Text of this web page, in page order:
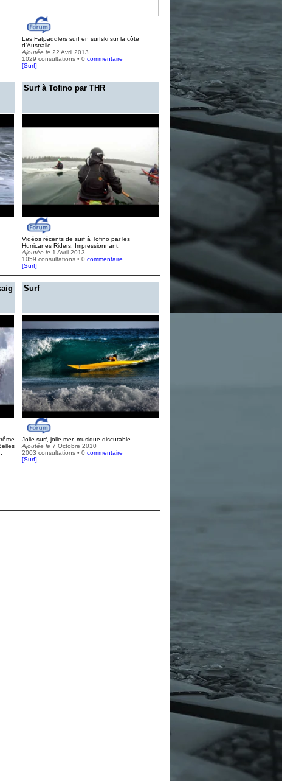
Les Fatpaddlers surf en surfski sur la côte
d'Australie
Ajoutée le 22 Avril 2013
1029 consultations • 0 commentaire
[Surf]
Surf à Tofino par THR
Vidéos récents de surf à Tofino par les
Hurricanes Riders. Impressionnant.
Ajoutée le 1 Avril 2013
1059 consultations • 0 commentaire
[Surf]
Surf
Jolie surf, jolie mer, musique discutable...
Ajoutée le 7 Octobre 2010
2003 consultations • 0 commentaire
[Surf]